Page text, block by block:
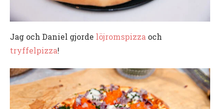
Jag och Daniel gjorde löjromspizza och
tryffelpizza!